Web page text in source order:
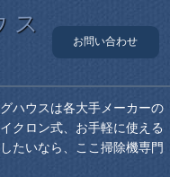
ス
お問い合わせ
ハウスは各大手メーカーの
クロン式、お手軽に使える
たいなら、ここ掃除機専門